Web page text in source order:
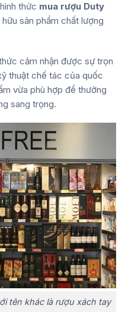
thức mua rượu Duty
sản phẩm chất lượng
cảm nhận được sự trọn
thuật chế tác của quốc
vừa phù hợp để thưởng
sang trọng.
tên khác là rượu xách tay